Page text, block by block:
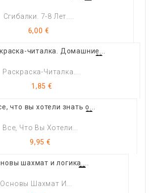
Сгибалки. 7-8 Лет....
Цена
6,00 €
Раскраска-Читалка....
Цена
1,85 €
Все, Что Вы Хотели...
Цена
9,95 €
Основы Шахмат И...